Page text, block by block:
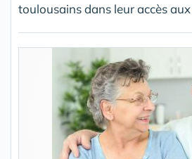
toulousains dans leur accès